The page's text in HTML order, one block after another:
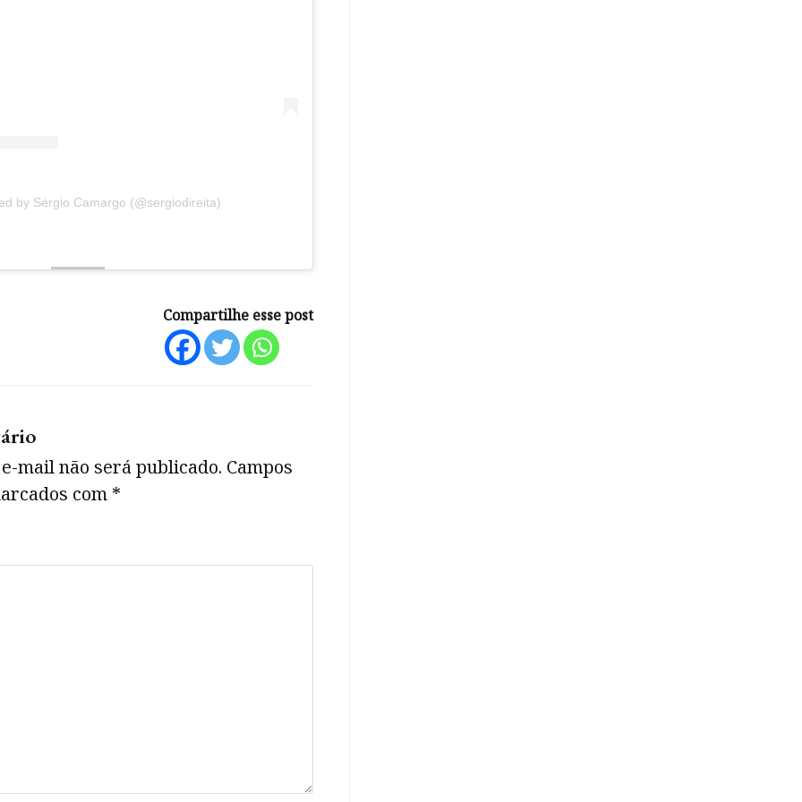
by Sérgio Camargo (@sergiodireita)
Compartilhe esse post
mail não será publicado. Campos
com *